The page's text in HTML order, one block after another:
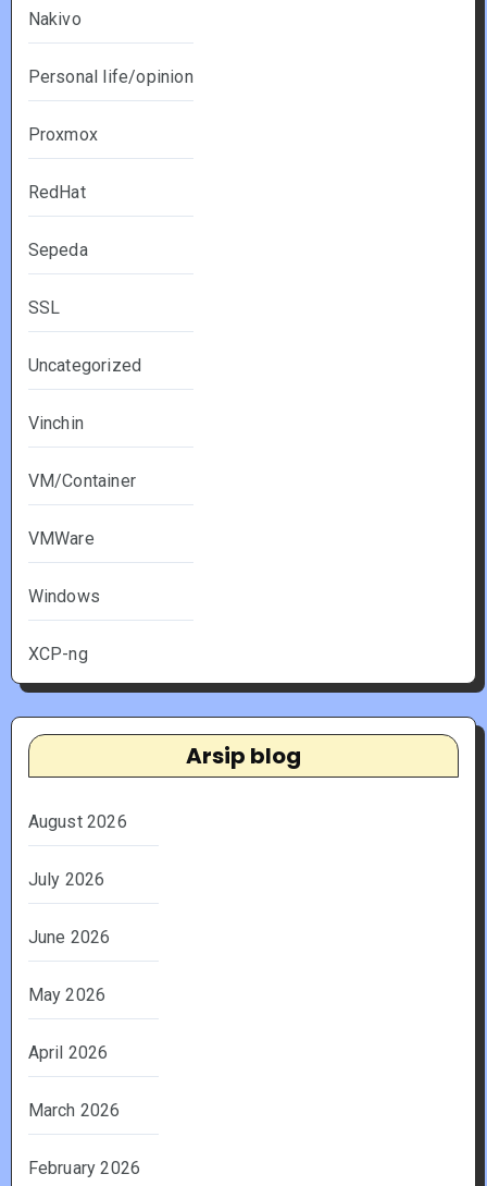
Nakivo
Personal life/opinion
Proxmox
RedHat
Sepeda
SSL
Uncategorized
Vinchin
VM/Container
VMWare
Windows
XCP-ng
Arsip blog
August 2026
July 2026
June 2026
May 2026
April 2026
March 2026
February 2026